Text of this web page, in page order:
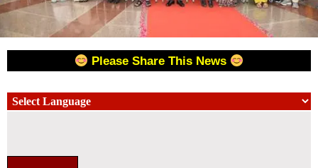
Please Share This News